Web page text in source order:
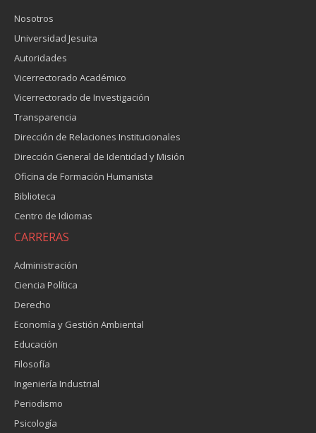
Nosotros
Universidad Jesuita
Autoridades
Vicerrectorado Académico
Vicerrectorado de Investigación
Transparencia
Dirección de Relaciones Institucionales
Dirección General de Identidad y Misión
Oficina de Formación Humanista
Biblioteca
Centro de Idiomas
CARRERAS
Administración
Ciencia Política
Derecho
Economía y Gestión Ambiental
Educación
Filosofía
Ingeniería Industrial
Periodismo
Psicología